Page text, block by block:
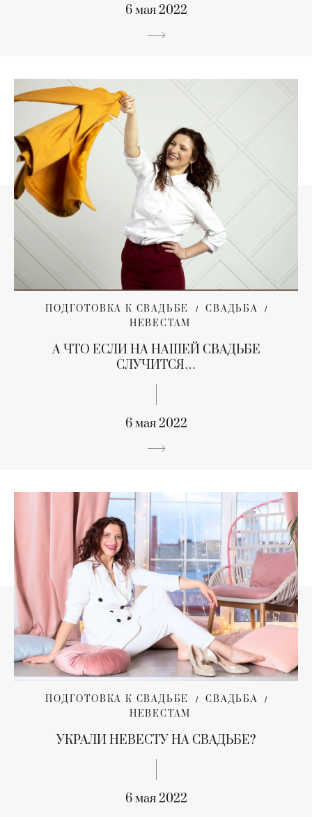
6 мая 2022
ПОДГОТОВКА К СВАДЬБЕ
СВАДЬБА
НЕВЕСТАМ
А ЧТО ЕСЛИ НА НАШЕЙ СВАДЬБЕ
СЛУЧИТСЯ…
6 мая 2022
ПОДГОТОВКА К СВАДЬБЕ
СВАДЬБА
НЕВЕСТАМ
УКРАЛИ НЕВЕСТУ НА СВАДЬБЕ?
6 мая 2022